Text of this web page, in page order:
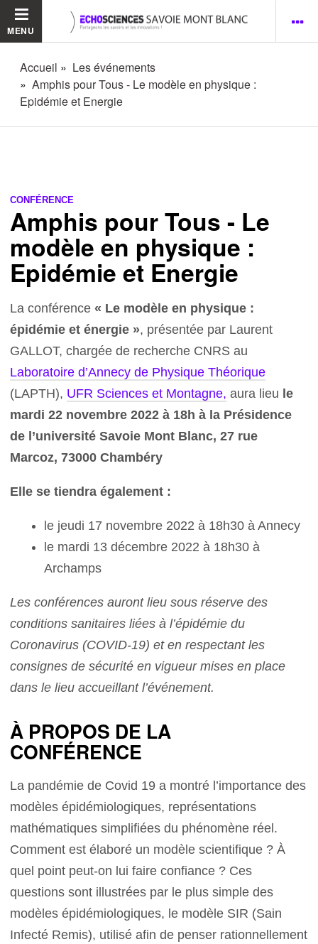
MENU
Accueil
Les événements
Amphis pour Tous - Le modèle en physique :
Epidémie et Energie
CONFÉRENCE
Amphis pour Tous - Le
modèle en physique :
Epidémie et Energie
La conférence « Le modèle en physique :
épidémie et énergie », présentée par Laurent
GALLOT, chargée de recherche CNRS au
Laboratoire d’Annecy de Physique Théorique
(LAPTH), UFR Sciences et Montagne, aura lieu le
mardi 22 novembre 2022 à 18h à la Présidence
de l’université Savoie Mont Blanc, 27 rue
Marcoz, 73000 Chambéry
Elle se tiendra également :
le jeudi 17 novembre 2022 à 18h30 à Annecy
le mardi 13 décembre 2022 à 18h30 à
Archamps
Les conférences auront lieu sous réserve des
conditions sanitaires liées à l’épidémie du
Coronavirus (COVID-19) et en respectant les
consignes de sécurité en vigueur mises en place
dans le lieu accueillant l’événement.
À PROPOS DE LA
CONFÉRENCE
La pandémie de Covid 19 a montré l’importance des
modèles épidémiologiques, représentations
mathématiques simplifiées du phénomène réel.
Comment est élaboré un modèle scientifique ? À
quel point peut-on lui faire confiance ? Ces
questions sont illustrées par le plus simple des
modèles épidémiologiques, le modèle SIR (Sain
Infecté Remis), utilisé afin de penser rationnellement